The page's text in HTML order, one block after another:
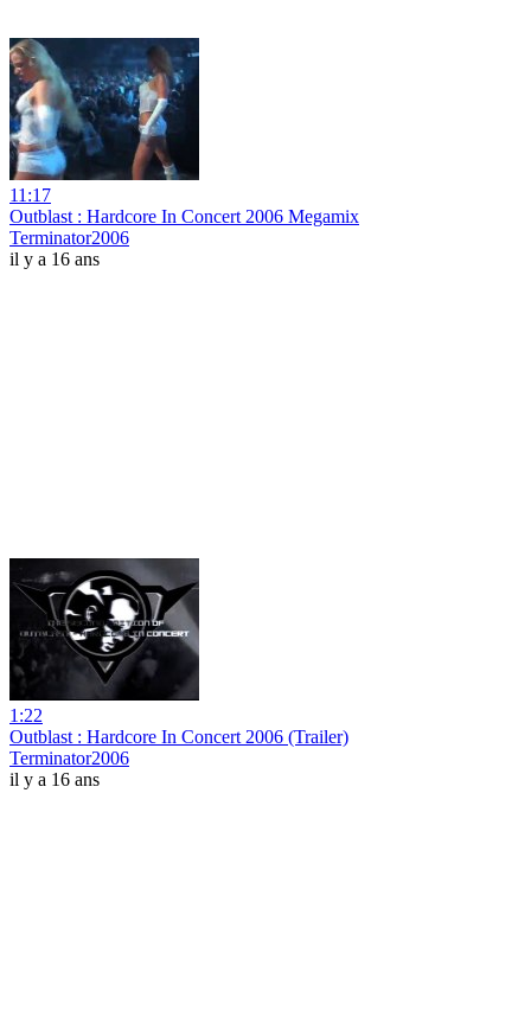
11:17
Outblast : Hardcore In Concert 2006 Megamix
Terminator2006
il y a 16 ans
1:22
Outblast : Hardcore In Concert 2006 (Trailer)
Terminator2006
il y a 16 ans